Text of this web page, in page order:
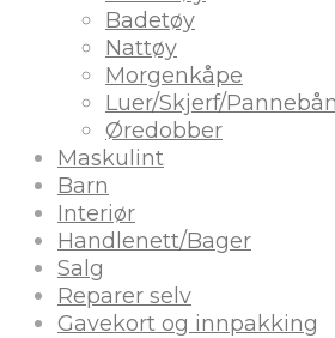
Badetøy
Nattøy
Morgenkåpe
Luer/Skjerf/
Øredobber
Maskulint
Barn
Interiør
Handlenett/Bager
Salg
Reparer selv
Gavekort og innpakking